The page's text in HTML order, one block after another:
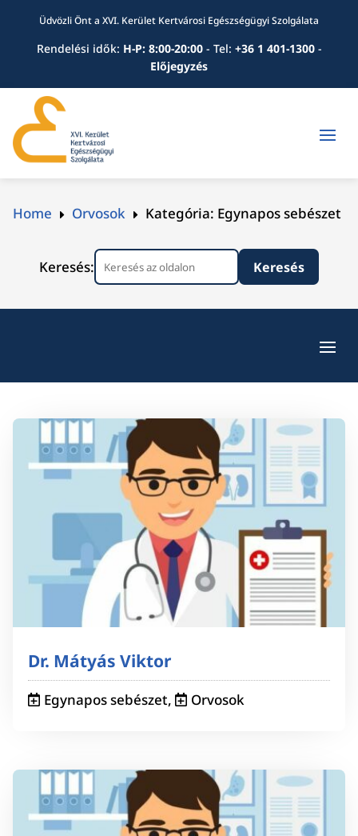
Üdvözli Önt a XVI. Kerület Kertvárosi Egészségügyi Szolgálata
Rendelési idők: H-P: 8:00-20:00 - Tel: +36 1 401-1300-
Előjegyzés
Home E Orvosok E Kategória: Egynapos sebészet
Keresés:
Dr. Mátyás Viktor
Egynapos sebészet, Orvosok